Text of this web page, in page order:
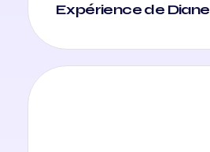
Expérience de Diane